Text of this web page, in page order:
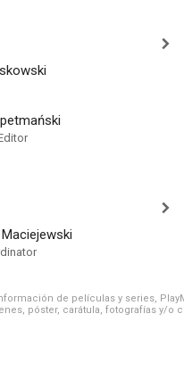
de películas y series,
póster, carátula, fotografías y/